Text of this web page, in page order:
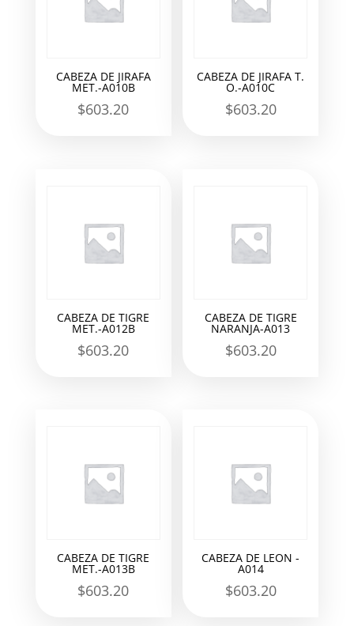
CABEZA DE JIRAFA
MET.-A010B
$603.20
CABEZA DE JIRAFA T.
O.-A010C
$603.20
CABEZA DE TIGRE
MET.-A012B
$603.20
CABEZA DE TIGRE
NARANJA-A013
$603.20
CABEZA DE TIGRE
MET.-A013B
$603.20
CABEZA DE LEON -
A014
$603.20